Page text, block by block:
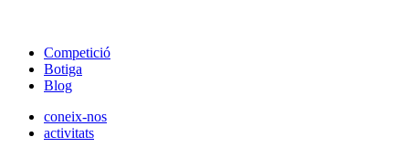
Competició
Botiga
Blog
coneix-nos
activitats